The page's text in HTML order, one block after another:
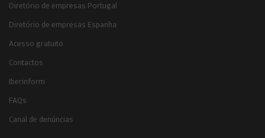
Diretório de empresas Portugal
Diretório de empresas Espanha
Acesso gratuito
Contactos
Iberinform
FAQs
Canal de denúncias